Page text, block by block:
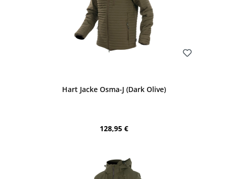
Hart Jacke Osma-J (Dark Olive)
Regulärer Preis:
128,95 €